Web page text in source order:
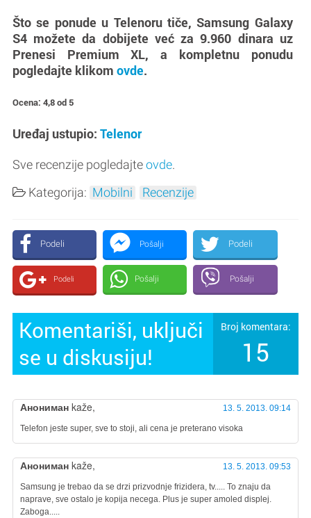
Što se ponude u Telenoru tiče, Samsung Galaxy
S4 možete da dobijete već za 9.960 dinara uz
Prenesi Premium XL, a kompletnu ponudu
pogledajte klikom ovde.
Ocena: 4,8 od 5
Uređaj ustupio: Telenor
Sve recenzije pogledajteovde.
Kategorija: Mobilni Recenzije
Podeli Pošalji Podeli
Podeli Pošalji Pošalji
Komentariši, uključi
se u diskusiju!
Broj komentara:
15
Анониман kaže, 13. 5. 2013. 09:14
Telefon jeste super, sve to stoji, ali cena je preterano visoka
Анониман kaže, 13. 5. 2013. 09:53
Samsung je trebao da se drzi prizvodnje frizidera, tv..... To znaju da
naprave, sve ostalo je kopija necega. Plus je super amoled displej.
Zaboga.....